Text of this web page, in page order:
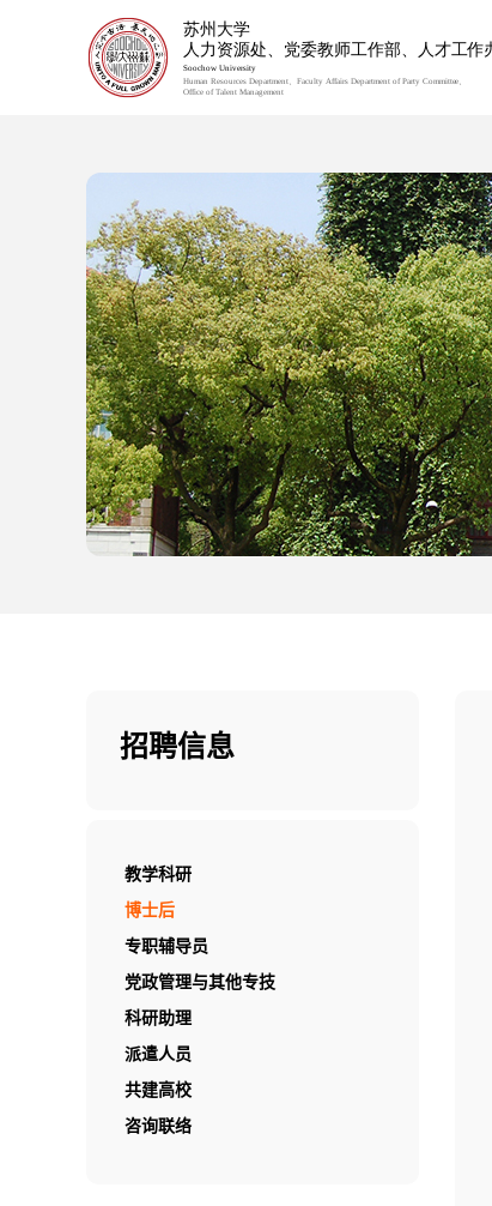
招聘信息
教学科研
博士后
专职辅导员
党政管理与其他专技
科研助理
派遣人员
共建高校
咨询联络